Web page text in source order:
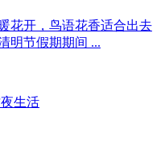
花开，鸟语花香适合出去
明节假期期间 ...
生活